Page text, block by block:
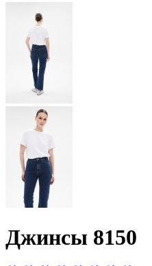
Джинсы 8150